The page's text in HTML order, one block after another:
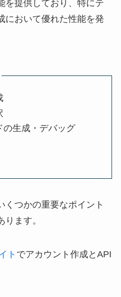
を提供しており、特にテ
において優れた性能を発
の生成・デバッグ
くつかの重要なポイント
ます。
ト でアカウント作成とAPI